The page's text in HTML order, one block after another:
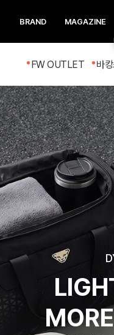
BRAND MAGAZINE
FW OUTLET 바